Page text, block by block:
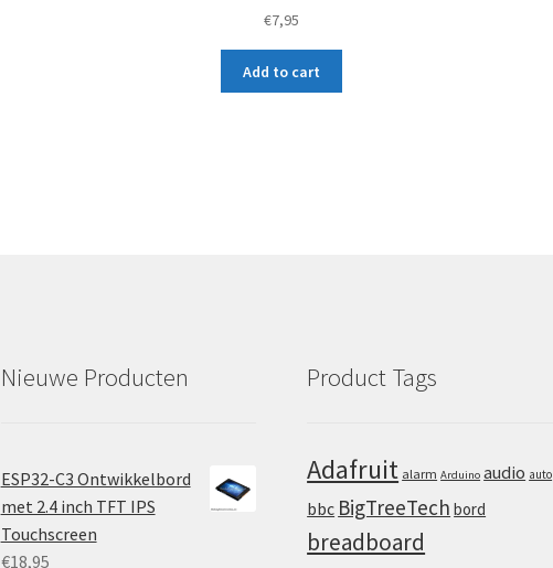
€7,95
Add to cart
Nieuwe Producten
ESP32-C3 Ontwikkelbord
met 2.4 inch TFT IPS
Touchscreen
€18,95
Product Tags
Adafruit alarm Arduino audio auto
bbc BigTreeTech bord
breadboard